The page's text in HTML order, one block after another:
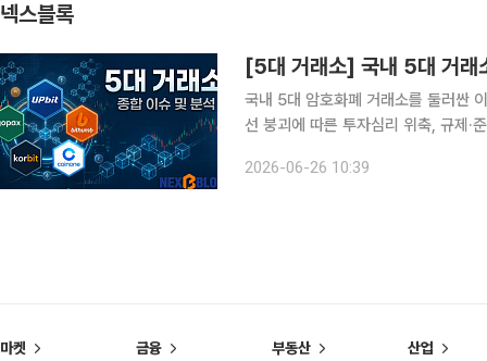
넥스블록
국내 5대 암호화폐 거래소를 둘러싼
선 붕괴에 따른 투자심리 위축, 규제·
했지만, 공통적으로는 규제 대응 능력
2026-06-26 10:39
마켓 금융 부동산 산업